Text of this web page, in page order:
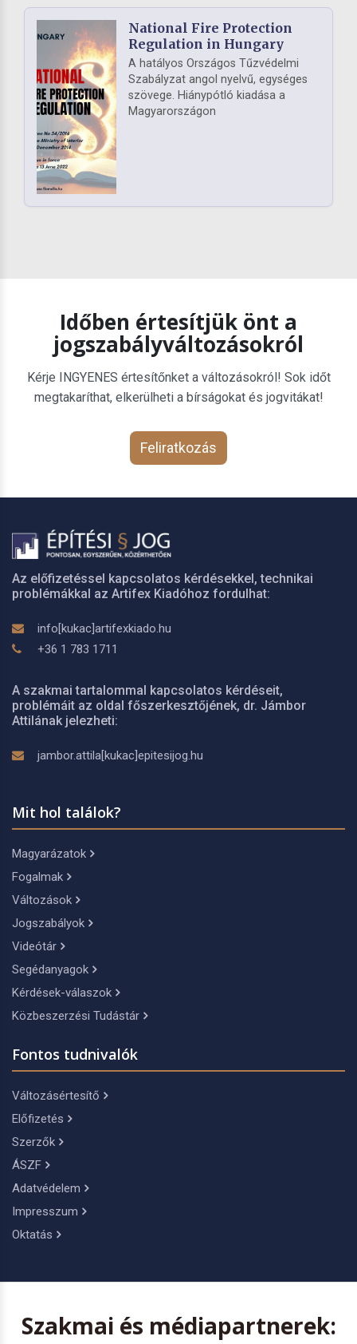
National Fire Protection
Regulation in Hungary
A hatályos Országos Tűzvédelmi
Szabályzat angol nyelvű, egységes
szövege. Hiánypótló kiadása a
Magyarországon
Időben értesítjük önt a
jogszabályváltozásokról
Kérje INGYENES értesítőnket a változásokról! Sok időt
megtakaríthat, elkerülheti a bírságokat és jogvitákat!
Feliratkozás
Az előfizetéssel kapcsolatos kérdésekkel, technikai
problémákkal az Artifex Kiadóhoz fordulhat:
info[kukac]artifexkiado.hu
+36 1 783 1711
A szakmai tartalommal kapcsolatos kérdéseit,
problémáit az oldal főszerkesztőjének, dr. Jámbor
Attilának jelezheti:
jambor.attila[kukac]epitesijog.hu
Mit hol találok?
Magyarázatok
Fogalmak
Változások
Jogszabályok
Videótár
Segédanyagok
Kérdések-válaszok
Közbeszerzési Tudástár
Fontos tudnivalók
Változásértesítő
Előfizetés
Szerzők
ÁSZF
Adatvédelem
Impresszum
Oktatás
Szakmai és médiapartnerek: